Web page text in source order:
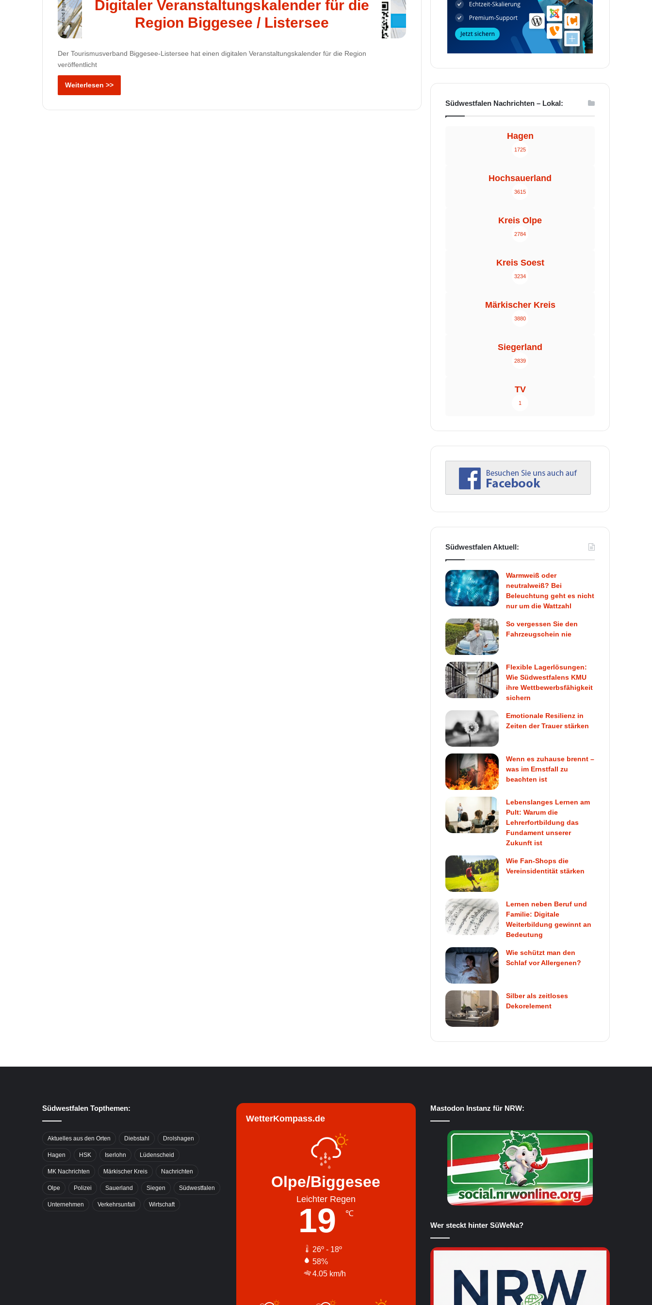
Digitaler Veranstaltungskalender für die
Region Biggesee / Listersee
Der Tourismusverband Biggesee-Listersee hat einen digitalen Veranstaltungskalender für die Region
veröffentlicht
Weiterlesen >>
Südwestfalen Nachrichten – Lokal:
Hagen
1725
Hochsauerland
3615
Kreis Olpe
2784
Kreis Soest
3234
Märkischer Kreis
3880
Siegerland
2839
TV
1
Südwestfalen Aktuell:
Warmweiß oder
neutralweiß? Bei
Beleuchtung geht es nicht
nur um die Wattzahl
So vergessen Sie den
Fahrzeugschein nie
Flexible Lagerlösungen:
Wie Südwestfalens KMU
ihre Wettbewerbsfähigkeit
sichern
Emotionale Resilienz in
Zeiten der Trauer stärken
Wenn es zuhause brennt –
was im Ernstfall zu
beachten ist
Lebenslanges Lernen am
Pult: Warum die
Lehrerfortbildung das
Fundament unserer
Zukunft ist
Wie Fan-Shops die
Vereinsidentität stärken
Lernen neben Beruf und
Familie: Digitale
Weiterbildung gewinnt an
Bedeutung
Wie schützt man den
Schlaf vor Allergenen?
Silber als zeitloses
Dekorelement
Südwestfalen Topthemen:
Aktuelles aus den Orten Diebstahl Drolshagen
Hagen HSK Iserlohn Lüdenscheid
MK Nachrichten Märkischer Kreis Nachrichten
Olpe Polizei Sauerland Siegen Südwestfalen
Unternehmen Verkehrsunfall Wirtschaft
WetterKompass.de
Olpe/Biggesee
Leichter Regen
19 ℃
26º - 18º
58%
4.05 km/h
Mastodon Instanz für NRW:
Wer steckt hinter SüWeNa?